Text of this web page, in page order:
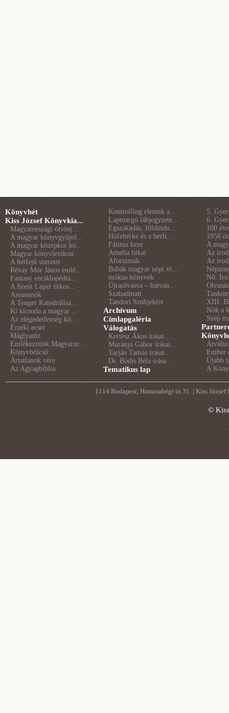
Könyvhét
Kiss József Könyvkia...
Magyarországi ötvösj...
A magyar könyvgyűjtő...
A magyar középkor kö...
Magyar könyvlexikon
A hétfejű szeretet
Révay Mór János emlé...
Fantasy enciklopédia...
A Szent Lepel titkos...
Assassinók
A Tenger Katedrálisa...
Ki kicsoda a magyar ...
Az elégedetlenség kö...
Érzéki ecset
Máglyatűz
Emlékezzünk Magyaror...
Könyvbölcső
Ártatlanok vére
Az Agyagbiblia
Kontrolling elemek a...
Lapmargó lábjegyzete...
Égszakadás, földindu...
Hófehérke és a berli...
Fátima keze
Amelia titkai
Aforizmák
Babák magyar népi vi...
mókus könyvek
Újraolvasva – hatvan...
Szabadmatt
Tandori Szubjektív
Archívum
Címlapgaléria
Válogatás
Kertész Ákos írásai...
Murányi Gábor írásai...
Tarján Tamás írásai...
Dr. Bódis Béla írása...
Tematikus lap
5.
6.
100
1956
A
Az
Az
Nő.
XIII.
Nők a
Szép
Ember
Újabb
A
1114 Budapest, Hamzsabégi út 31. | Kiss
©